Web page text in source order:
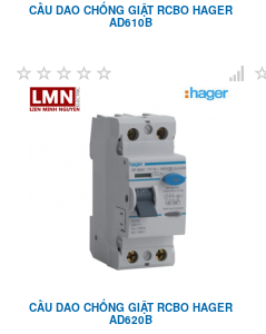
CẦU DAO CHỐNG GIẬT RCBO HAGER
AD610B
CẦU DAO CHỐNG GIẬT RCBO HAGER
AD620B